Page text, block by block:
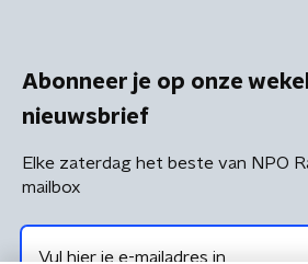
Abonneer je op onze
nieuwsbrief
Elke zaterdag het beste van NPO
mailbox